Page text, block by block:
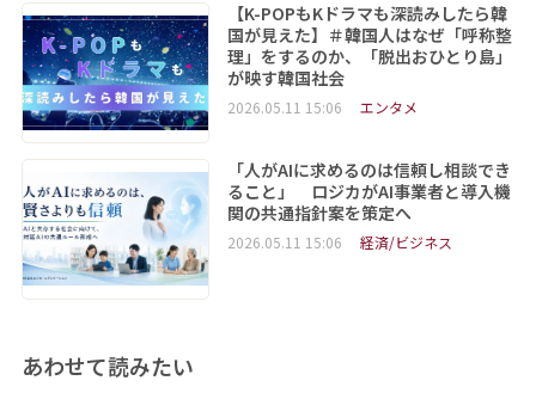
【K-POPもKドラマも深読みしたら韓
国が見えた】＃韓国人はなぜ「呼称整
理」をするのか、「脱出おひとり島」
が映す韓国社会
2026.05.11 15:06 エンタメ
「人がAIに求めるのは信頼し相談でき
ること」 ロジカがAI事業者と導入機
関の共通指針案を策定へ
2026.05.11 15:06 経済/ビジネス
あわせて読みたい